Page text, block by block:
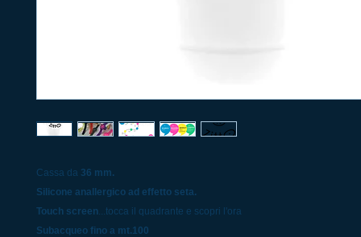
Cassa da 36 mm.
Silicone anallergico ad effetto seta.
Touch screen...tocca il quadrante e scopri l'ora
Subacqueo fino a mt.100